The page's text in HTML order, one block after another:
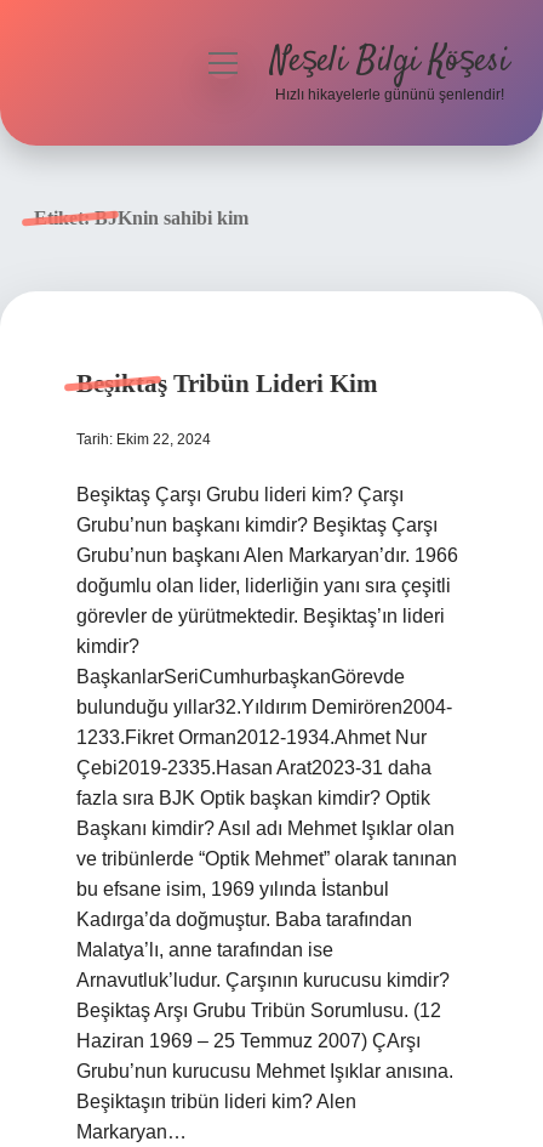
menüyüNeşeli Bilgi Köşesi
Hızlı hikayelerle gününü şenlendir!
Etiket:BJKnin sahibi kim
Beşiktaş Tribün Lideri Kim
Tarih: Ekim 22, 2024
Beşiktaş Çarşı Grubu lideri kim? Çarşı
Grubu’nun başkanı kimdir? Beşiktaş Çarşı
Grubu’nun başkanı Alen Markaryan’dır. 1966
doğumlu olan lider, liderliğin yanı sıra çeşitli
görevler de yürütmektedir. Beşiktaş’ın lideri
kimdir?
BaşkanlarSeriCumhurbaşkanGörevde
bulunduğu yıllar32.Yıldırım Demirören2004-
1233.Fikret Orman2012-1934.Ahmet Nur
Çebi2019-2335.Hasan Arat2023-31 daha
fazla sıra BJK Optik başkan kimdir? Optik
Başkanı kimdir? Asıl adı Mehmet Işıklar olan
ve tribünlerde “Optik Mehmet” olarak tanınan
bu efsane isim, 1969 yılında İstanbul
Kadırga’da doğmuştur. Baba tarafından
Malatya’lı, anne tarafından ise
Arnavutluk’ludur. Çarşının kurucusu kimdir?
Beşiktaş Arşı Grubu Tribün Sorumlusu. (12
Haziran 1969 – 25 Temmuz 2007) ÇArşı
Grubu’nun kurucusu Mehmet Işıklar anısına.
Beşiktaşın tribün lideri kim? Alen
Markaryan…